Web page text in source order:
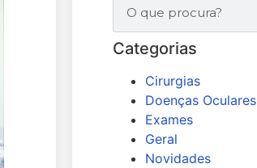
Categorias
Cirurgias
Doenças Oculares
Exames
Geral
Novidades